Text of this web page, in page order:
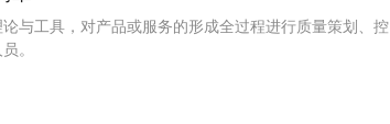
与工具，对产品或服务的形成全过程进行质量策划、控
。